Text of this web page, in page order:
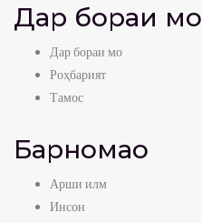
Дар бораи мо
Дар бораи мо
Роҳбарият
Тамос
Барномаҳо
Арши илм
Инсон